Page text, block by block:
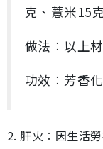
克、薏米15
做法︰以上
功效︰芳香
2. 肝火︰因生活